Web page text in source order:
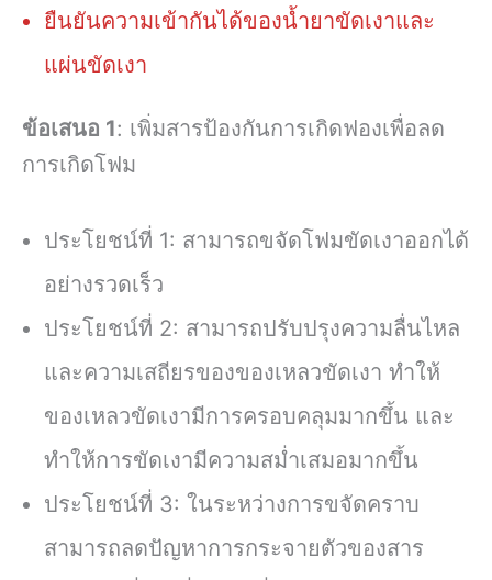
ยืนยันความเข้ากันได้ของน้ำยาขัดเงาและ
แผ่นขัดเงา
ข้อเสนอ 1: เพิ่มสารป้องกันการเกิดฟองเพื่อลด
การเกิดโฟม
ประโยชน์ที่ 1: สามารถขจัดโฟมขัดเงาออกได้
อย่างรวดเร็ว
ประโยชน์ที่ 2: สามารถปรับปรุงความลื่นไหล
และความเสถียรของของเหลวขัดเงา ทำให้
ของเหลวขัดเงามีการครอบคลุมมากขึ้น และ
ทำให้การขัดเงามีความสม่ำเสมอมากขึ้น
ประโยชน์ที่ 3: ในระหว่างการขจัดคราบ
สามารถลดปัญหาการกระจายตัวของสาร